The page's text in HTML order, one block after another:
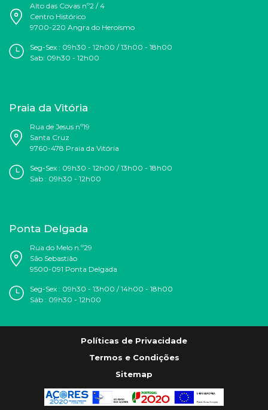
Alto das Covas nº2 / 4
Centro Histórico
9700-220 Angra do Heroísmo
Seg-Sex : 09h30 - 12h00 / 13h00 - 18h00
Sab: 09h30 - 12h00
Praia da Vitória
Rua de Jesus nº19
Santa Cruz
9760-478 Praia da Vitória
Seg-Sex : 09h30 - 12h00 / 13h00 - 18h00
Sab : 09h30 - 12h00
Ponta Delgada
Rua do Melo n.º29
São Sebastião
9500-091 Ponta Delgada
Seg-Sex : 09h30 - 13h00 / 14h00 - 18h00
Sáb : 09h30 - 12h00
Políticas de Privacidade
Termos e Condições
Sitemap